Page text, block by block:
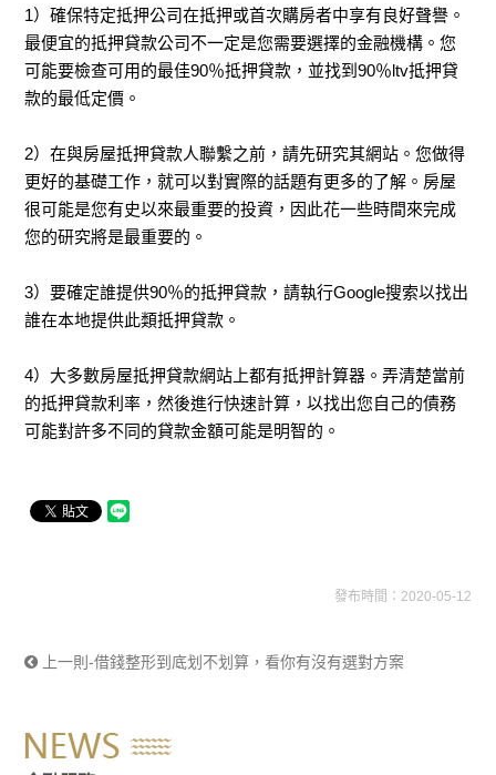
1）確保特定抵押公司在抵押或首次購房者中享有良好聲譽。
最便宜的抵押貸款公司不一定是您需要選擇的金融機構。您
可能要檢查可用的最佳90％抵押貸款，並找到90％ltv抵押貸
款的最低定價。
2）在與房屋抵押貸款人聯繫之前，請先研究其網站。您做得
更好的基礎工作，就可以對實際的話題有更多的了解。房屋
很可能是您有史以來最重要的投資，因此花一些時間來完成
您的研究將是最重要的。
3）要確定誰提供90％的抵押貸款，請執行Google搜索以找出
誰在本地提供此類抵押貸款。
4）大多數房屋抵押貸款網站上都有抵押計算器。弄清楚當前
的抵押貸款利率，然後進行快速計算，以找出您自己的債務
可能對許多不同的貸款金額可能是明智的。
發布時間：2020-05-12
上一則-借錢整形到底划不划算，看你有沒有選對方案